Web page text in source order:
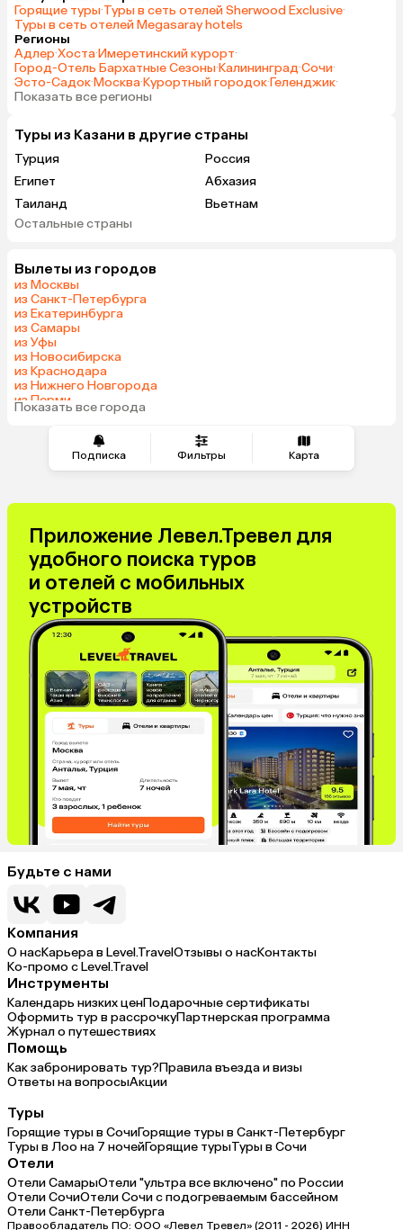
Подписка Фильтры Карта
Горящие туры·Туры в сеть отелей Sherwood Exclusive·
Туры в сеть отелей Megasaray hotels
Регионы
Адлер·Хоста·Имеретинский курорт·
Город-Отель Бархатные Сезоны·Калининград·Сочи·
Эсто-Садок·Москва·Курортный городок·Геленджик·
Показать все регионы
Туры из Казани в другие страны
Турция
Россия
Египет
Абхазия
Таиланд
Вьетнам
ОАЭ
Армения
Казахстан
Узбекистан
Сербия
Киргизия
Саудовская Аравия
Венгрия
Остальные страны
Вылеты из городов
из Москвы
из Санкт-Петербурга
из Екатеринбурга
из Самары
из Уфы
из Новосибирска
из Краснодара
из Нижнего Новгорода
из Перми
из Сочи
Показать все города
Приложение Левел.Тревел для
удобного поиска туров
и отелей с мобильных
устройств
Будьте с нами
Компания
О насКарьера в Level.TravelОтзывы о насКонтакты
Ко-промо с Level.Travel
Инструменты
Календарь низких ценПодарочные сертификаты
Оформить тур в рассрочкуПартнерская программа
Журнал о путешествиях
Помощь
Как забронировать тур?Правила въезда и визы
Ответы на вопросыАкции
Туры
Горящие туры в СочиГорящие туры в Санкт-Петербург
Туры в Лоо на 7 ночейГорящие турыТуры в Сочи
Отели
Отели СамарыОтели "ультра все включено" по России
Отели СочиОтели Сочи с подогреваемым бассейном
Отели Санкт-Петербурга
Правообладатель ПО: ООО «Левел Тревел» (2011 - 2026) ИНН